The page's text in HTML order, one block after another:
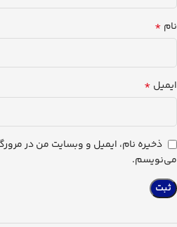
نام *
ایمیل *
ذخیره نام، ایمیل و وبسایت من در
می‌نویسم.